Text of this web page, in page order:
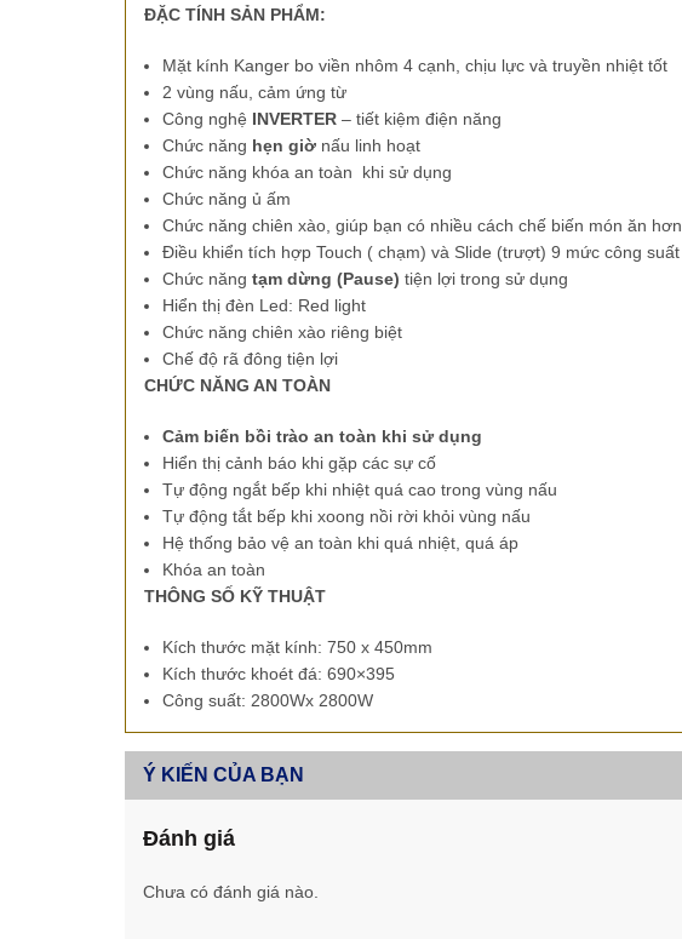
ĐẶC TÍNH SẢN PHẨM:
Mặt kính Kanger bo viền nhôm 4 cạnh, chịu lực và truyền nhiệt tốt
2 vùng nấu, cảm ứng từ
Công nghệ INVERTER – tiết kiệm điện năng
Chức năng hẹn giờ nấu linh hoạt
Chức năng khóa an toàn
khi sử dụng
Chức năng ủ ấm
Chức năng chiên xào, giúp bạn có nhiều cách chế biến món ăn hơn
Điều khiển tích hợp Touch ( chạm) và Slide (trượt) 9 mức công suất
Chức năng tạm dừng (Pause) tiện lợi trong sử dụng
Hiển thị đèn Led: Red light
Chức năng chiên xào riêng biệt
Chế độ rã đông tiện lợi
CHỨC NĂNG AN TOÀN
Cảm biến bồi trào an toàn khi sử dụng
Hiển thị cảnh báo khi gặp các sự cố
Tự động ngắt bếp khi nhiệt quá cao trong vùng nấu
Tự động tắt bếp khi xoong nồi rời khỏi vùng nấu
Hệ thống bảo vệ an toàn khi quá nhiệt, quá áp
Khóa an toàn
THÔNG SỐ KỸ THUẬT
Kích thước mặt kính: 750 x 450mm
Kích thước khoét đá: 690×395
Công suất: 2800Wx 2800W
Ý KIẾN CỦA BẠN
Đánh giá
Chưa có đánh giá nào.